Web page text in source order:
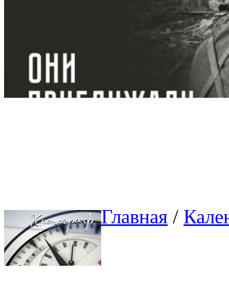
Главная /